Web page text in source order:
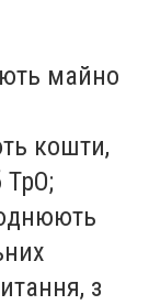
майно
кошти,
ТрО;
з